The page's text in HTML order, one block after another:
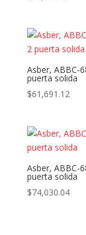
Asber, ABBC-
puerta solida
$61,691.12
Asber, ABBC-
puerta solida
$74,030.04